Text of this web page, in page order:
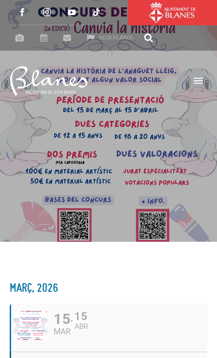
NEDERLANDS
MARÇ, 2026
15
MAR
15
ABR